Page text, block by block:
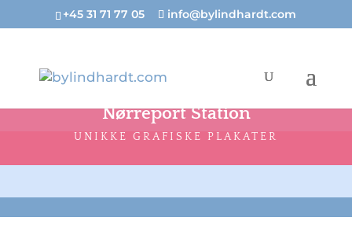
+45 31 71 77 05 info@bylindhardt.com
Nørreport Station
UNIKKE GRAFISKE PLAKATER